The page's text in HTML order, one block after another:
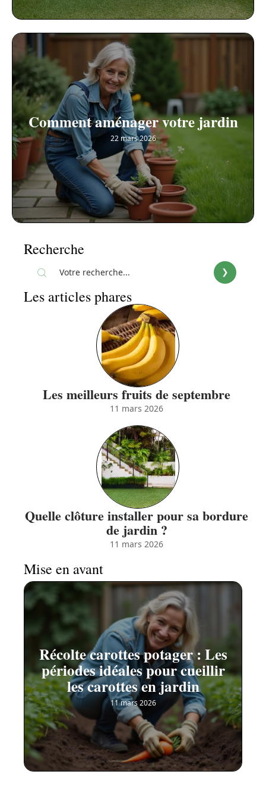
Comment aménager votre jardin
22 mars 2026
Recherche
Les articles phares
Les meilleurs fruits de septembre
11 mars 2026
Quelle clôture installer pour sa bordure
de jardin ?
11 mars 2026
Mise en avant
Récolte carottes potager : Les
périodes idéales pour cueillir
les carottes en jardin
11 mars 2026